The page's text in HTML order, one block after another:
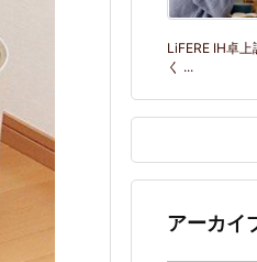
LiFERE IH卓
く ...
アーカイ